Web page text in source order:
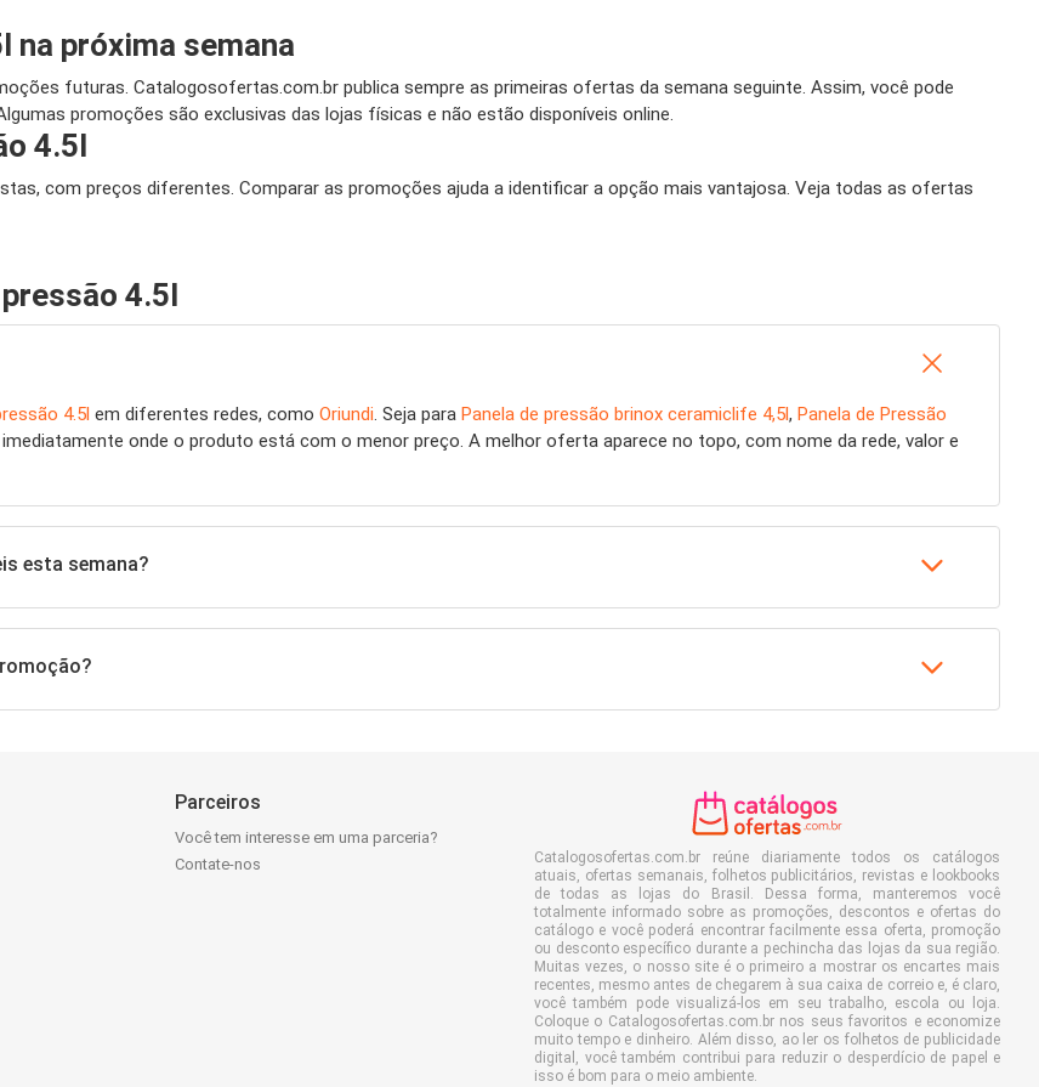
na próxima semana
futuras. Catalogosofertas.com.br publica sempre as primeiras ofertas da semana seguinte. Assim, você pode
promoções são exclusivas das lojas físicas e não estão disponíveis online.
4.5l
com preços diferentes. Comparar as promoções ajuda a identificar a opção mais vantajosa. Veja todas as ofertas
4.5l
4.5l em diferentes redes, como Oriundi . Seja para Panela de pressão brinox ceramiclife 4,5l, Panela de Pressão
imediatamente onde o produto está com o menor preço. A melhor oferta aparece no topo, com nome da rede, valor e
esta semana?
Parceiros
Você tem interesse em uma parceria?
Contate-nos
Catalogosofertas.com.br reúne diariamente todos os catálogos
atuais, ofertas semanais, folhetos publicitários, revistas e lookbooks
de todas as lojas do Brasil. Dessa forma, manteremos você
totalmente informado sobre as promoções, descontos e ofertas do
catálogo e você poderá encontrar facilmente essa oferta, promoção
ou desconto específico durante a pechincha das lojas da sua região.
Muitas vezes, o nosso site é o primeiro a mostrar os encartes mais
recentes, mesmo antes de chegarem à sua caixa de correio e, é claro,
você também pode visualizá-los em seu trabalho, escola ou loja.
Coloque o Catalogosofertas.com.br nos seus favoritos e economize
muito tempo e dinheiro. Além disso, ao ler os folhetos de publicidade
digital, você também contribui para reduzir o desperdício de papel e
isso é bom para o meio ambiente.